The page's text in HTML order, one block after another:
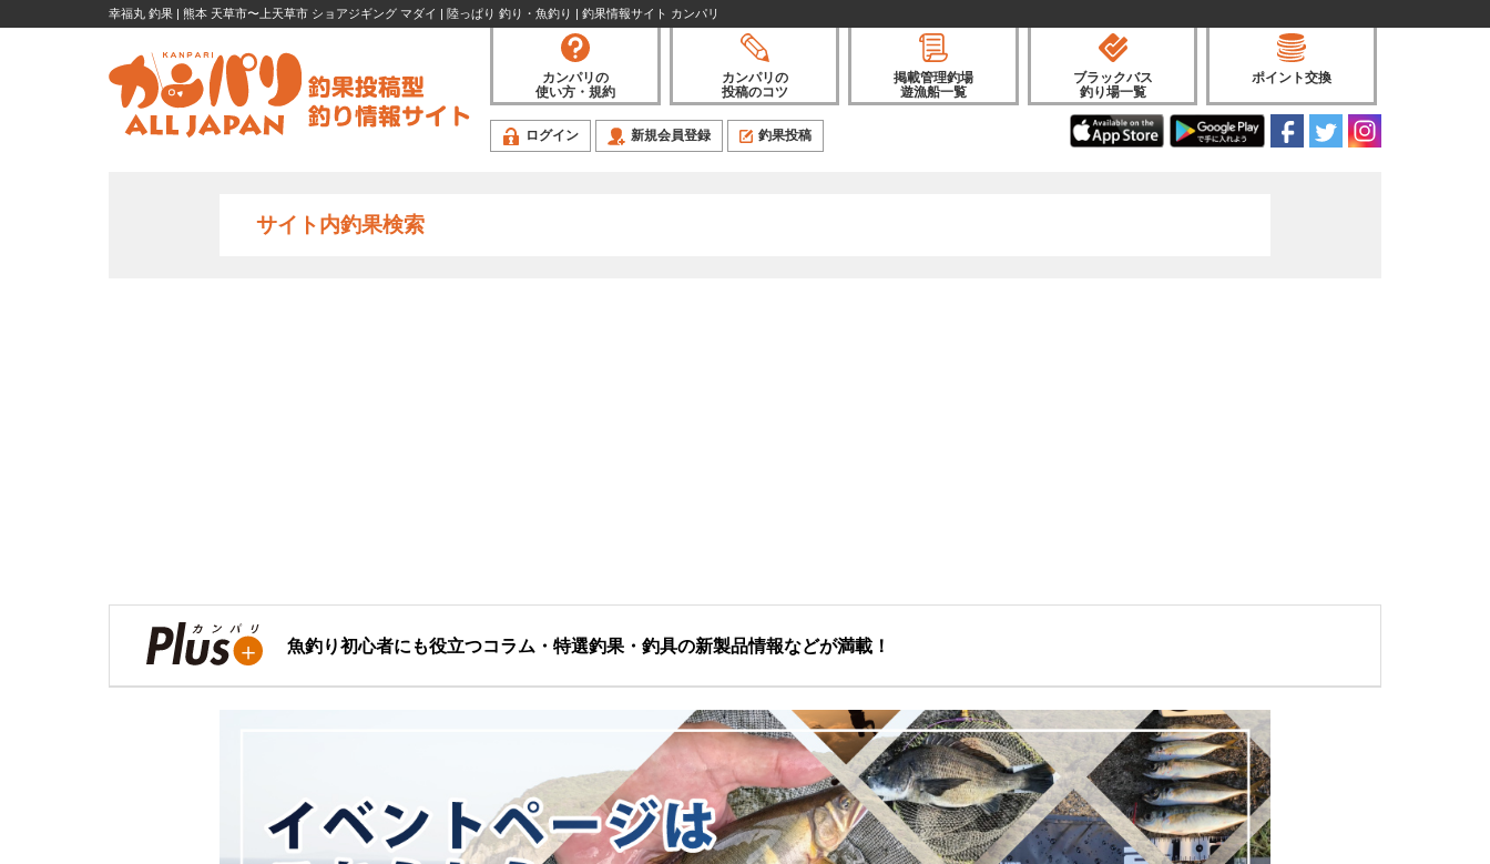
幸福丸 釣果 | 熊本 天草市〜上天草市 ショアジギング マダイ | 陸っぱり 釣り・魚釣り | 釣果情報サイト カンパリ
カンパリの
使い方・規約
カンパリの
投稿のコツ
掲載管理釣場
遊漁船一覧
ブラックバス
釣り場一覧
ポイント交換
ログイン 新規会員登録 釣果投稿
サイト内釣果検索
魚釣り初心者にも役立つコラム・特選釣果・釣具の新製品情報などが満載！